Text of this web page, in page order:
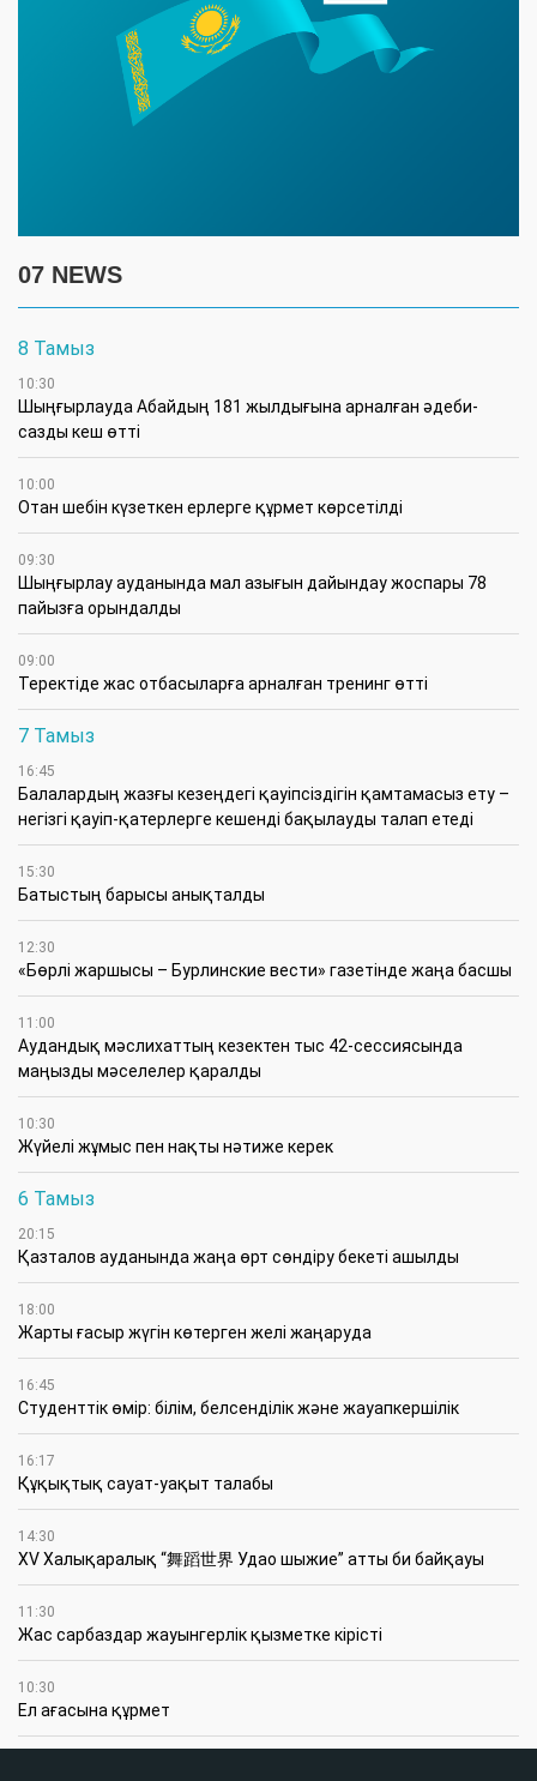
07 NEWS
8 Тамыз
10:30
Шыңғырлауда Абайдың 181 жылдығына арналған әдеби-
сазды кеш өтті
10:00
Отан шебін күзеткен ерлерге құрмет көрсетілді
09:30
​Шыңғырлау ауданында мал азығын дайындау жоспары 78
пайызға орындалды
09:00
​Теректіде жас отбасыларға арналған тренинг өтті
7 Тамыз
16:45
Балалардың жазғы кезеңдегі қауіпсіздігін қамтамасыз ету –
негізгі қауіп-қатерлерге кешенді бақылауды талап етеді
15:30
Батыстың барысы анықталды
12:30
«Бөрлі жаршысы – Бурлинские вести» газетінде жаңа басшы
11:00
Аудандық мәслихаттың кезектен тыс 42-сессиясында
маңызды мәселелер қаралды
10:30
Жүйелі жұмыс пен нақты нәтиже керек
6 Тамыз
20:15
Қазталов ауданында жаңа өрт сөндіру бекеті ашылды
18:00
Жарты ғасыр жүгін көтерген желі жаңаруда
16:45
Студенттік өмір: білім, белсенділік және жауапкершілік
16:17
Құқықтық сауат-уақыт талабы
14:30
XV Халықаралық “舞蹈世界 Удао шыжие” атты би байқауы
11:30
Жас сарбаздар жауынгерлік қызметке кірісті
10:30
Ел ағасына құрмет